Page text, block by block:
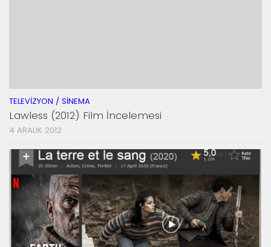
TELEVIZYON / SINEMA
Lawless (2012) Film İncelemesi
4 ARALIK 2012